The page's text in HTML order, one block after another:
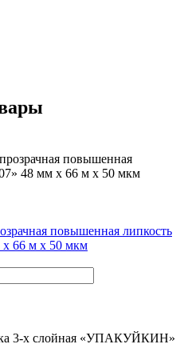
повышенная липкость
х 66 м х 50 мкм